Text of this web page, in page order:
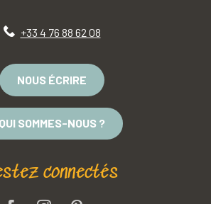
+33 4 76 88 62 08
NOUS ÉCRIRE
QUI SOMMES-NOUS ?
connectés